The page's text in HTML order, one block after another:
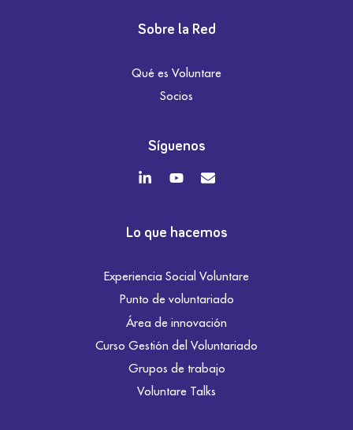
Sobre la Red
Qué es Voluntare
Socios
Síguenos
Lo que hacemos
Experiencia Social Voluntare
Punto de voluntariado
Área de innovación
Curso Gestión del Voluntariado
Grupos de trabajo
Voluntare Talks